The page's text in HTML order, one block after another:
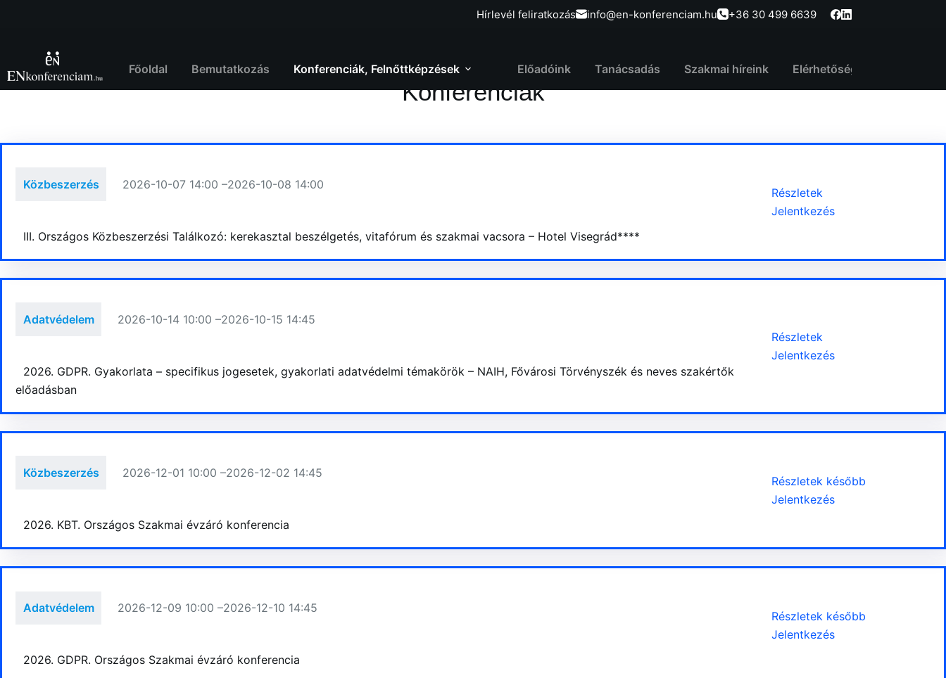
Hírlevél feliratkozás info@en-konferenciam.hu +36 30 499 6639
Főoldal Bemutatkozás Konferenciák, Felnőttképzések Előadóink Tanácsadás Szakmai híreink Elérhetőség
Konferenciák
Közbeszerzés 2026-10-07 14:00 –2026-10-08 14:00
III. Országos Közbeszerzési Találkozó: kerekasztal beszélgetés, vitafórum és szakmai vacsora – Hotel Visegrád****
Részletek
Jelentkezés
Adatvédelem 2026-10-14 10:00 –2026-10-15 14:45
2026. GDPR. Gyakorlata – specifikus jogesetek, gyakorlati adatvédelmi témakörök – NAIH, Fővárosi Törvényszék és neves szakértők
előadásban
Részletek
Jelentkezés
Közbeszerzés 2026-12-01 10:00 –2026-12-02 14:45
2026. KBT. Országos Szakmai évzáró konferencia
Részletek később
Jelentkezés
Adatvédelem 2026-12-09 10:00 –2026-12-10 14:45
2026. GDPR. Országos Szakmai évzáró konferencia
Részletek később
Jelentkezés